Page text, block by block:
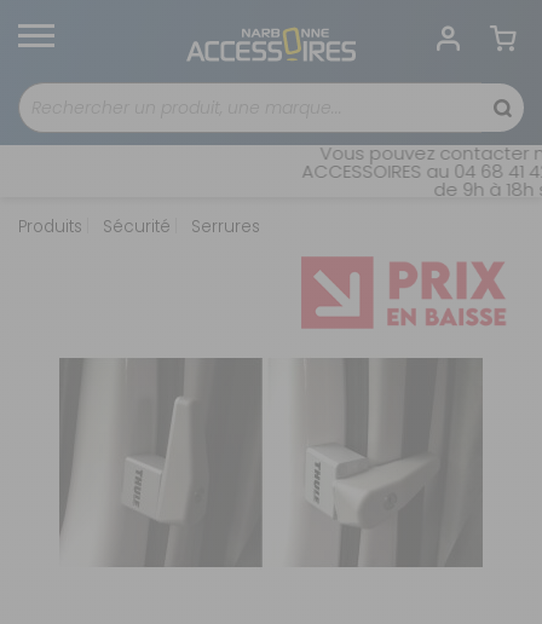
Vous pouvez contacter
ACCESSOIRES au 04 68
de 9h à 18h
Produits Sécurité Serrures